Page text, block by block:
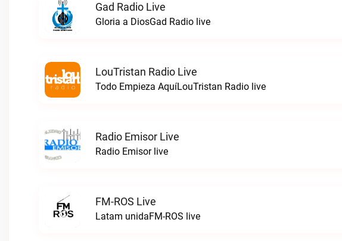
Gad Radio Live
Gloria a DiosGad Radio live
LouTristan Radio Live
Todo Empieza AquíLouTristan Radio live
Radio Emisor Live
Radio Emisor live
FM-ROS Live
Latam unidaFM-ROS live